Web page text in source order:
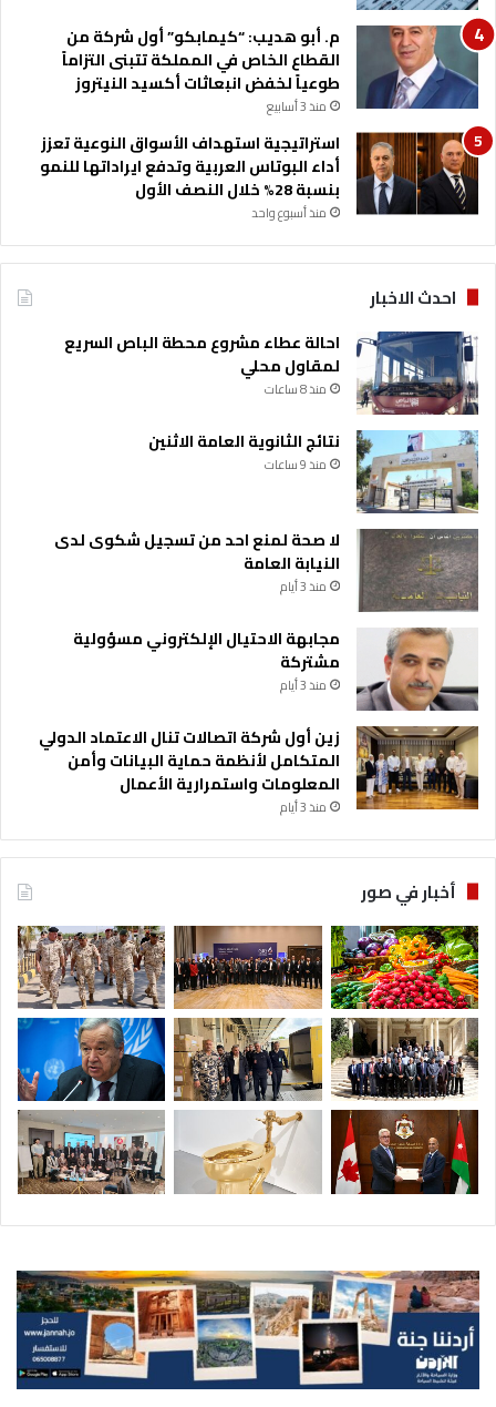
م. أبو هديب: “كيمابكو” أول شركة من
القطاع الخاص في المملكة تتبنى التزاماً
طوعياً لخفض انبعاثات أكسيد النيتروز
منذ 3 أسابيع
استراتيجية استهداف الأسواق النوعية تعزز
أداء البوتاس العربية وتدفع ايراداتها للنمو
بنسبة 28% خلال النصف الأول
منذ أسبوع واحد
احدث الاخبار
احالة عطاء مشروع محطة الباص السريع
لمقاول محلي
منذ 8 ساعات
نتائج الثانوية العامة الاثنين
منذ 9 ساعات
لا صحة لمنع احد من تسجيل شكوى لدى
النيابة العامة
منذ 3 أيام
مجابهة الاحتيال الإلكتروني مسؤولية
مشتركة
منذ 3 أيام
زين أول شركة اتصالات تنال الاعتماد الدولي
المتكامل لأنظمة حماية البيانات وأمن
المعلومات واستمرارية الأعمال
منذ 3 أيام
أخبار في صور